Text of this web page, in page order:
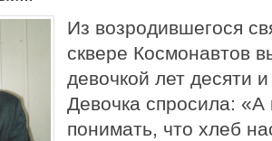
Из возродившегося
сквере Космонавтов
девочкой лет десяти
Девочка спросила: «А
понимать, что хлеб